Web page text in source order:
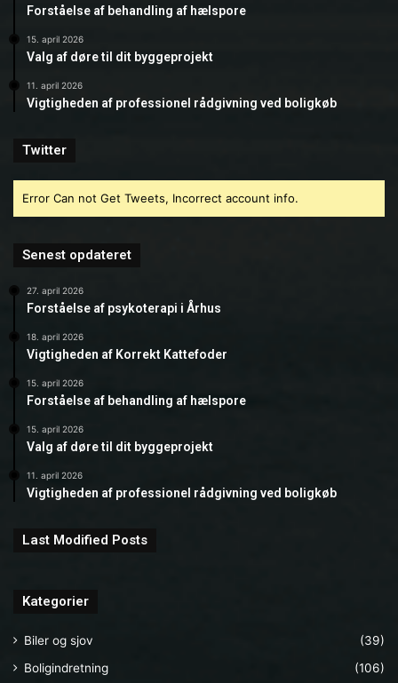
Forståelse af behandling af hælspore
15. april 2026
Valg af døre til dit byggeprojekt
11. april 2026
Vigtigheden af professionel rådgivning ved boligkøb
Twitter
Error Can not Get Tweets, Incorrect account info.
Senest opdateret
27. april 2026
Forståelse af psykoterapi i Århus
18. april 2026
Vigtigheden af Korrekt Kattefoder
15. april 2026
Forståelse af behandling af hælspore
15. april 2026
Valg af døre til dit byggeprojekt
11. april 2026
Vigtigheden af professionel rådgivning ved boligkøb
Last Modified Posts
Kategorier
Biler og sjov
(39)
Boligindretning
(106)